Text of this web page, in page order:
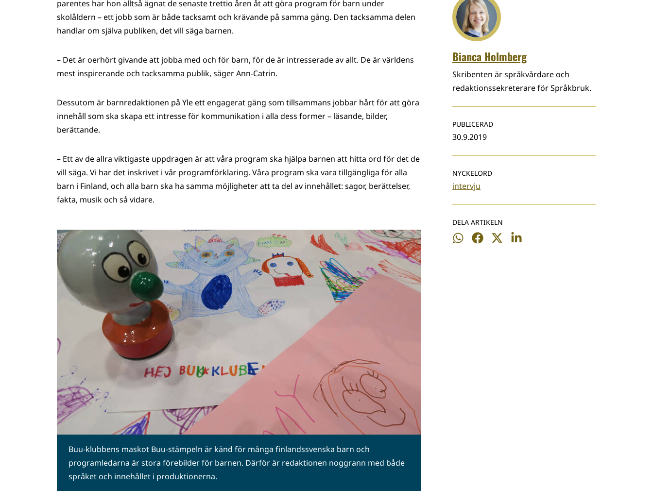
Bianca Holmberg
Skribenten är språkvårdare och
redaktionssekreterare för Språkbruk.
PUBLICERAD
30.9.2019
NYCKELORD
intervju
DELA ARTIKELN
Dela
Dela
Dela
Dela
parentes har hon alltså ägnat de senaste trettio åren åt att göra program för barn under
skolåldern – ett jobb som är både tacksamt och krävande på samma gång. Den tacksamma delen
handlar om själva publiken, det vill säga barnen.
– Det är oerhört givande att jobba med och för barn, för de är intresserade av allt. De är världens
mest inspirerande och tacksamma publik, säger Ann-Catrin.
Dessutom är barnredaktionen på Yle ett engagerat gäng som tillsammans jobbar hårt för att göra
innehåll som ska skapa ett intresse för kommunikation i alla dess former – läsande, bilder,
berättande.
– Ett av de allra viktigaste uppdragen är att våra program ska hjälpa barnen att hitta ord för det de
vill säga. Vi har det inskrivet i vår programförklaring. Våra program ska vara tillgängliga för alla
barn i Finland, och alla barn ska ha samma möjligheter att ta del av innehållet: sagor, berättelser,
fakta, musik och så vidare.
Buu-klubbens maskot Buu-stämpeln är känd för många finlandssvenska barn och
programledarna är stora förebilder för barnen. Därför är redaktionen noggrann med både
språket och innehållet i produktionerna.